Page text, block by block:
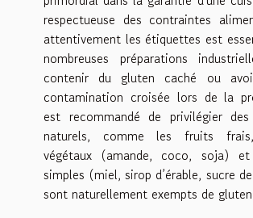
respectueuse des contraintes
attentivement les étiquettes est
nombreuses préparations
contenir du gluten caché ou
contamination croisée lors de la
est recommandé de privilégier des
naturels, comme les fruits
végétaux (amande, coco, soja)
simples (miel, sirop d’érable, sucre
sont naturellement exempts de